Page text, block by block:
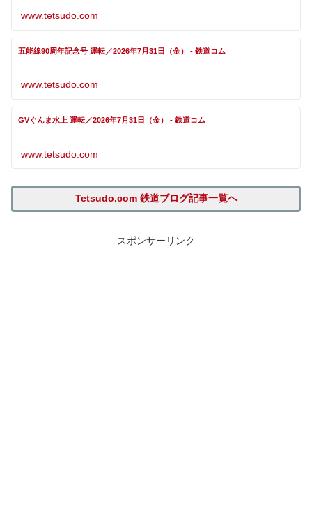
www.tetsudo.com
五能線90周年記念号 運転／2026年7月31日（金） - 鉄道コム
www.tetsudo.com
GVぐんま水上 運転／2026年7月31日（金） - 鉄道コム
www.tetsudo.com
Tetsudo.com 鉄道ブログ記事一覧へ
スポンサーリンク